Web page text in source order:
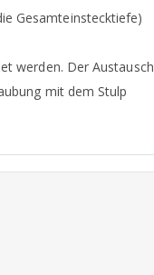
Gesamteinstecktiefe)
werden. Der Austausch
mit dem Stulp